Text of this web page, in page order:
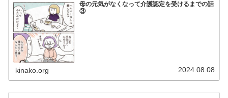
母の元気がなくなって介護認定を受けるまでの話
③
kinako.org 2024.08.08